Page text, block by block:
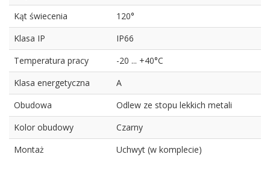
Kąt świecenia
120°
Klasa IP
IP66
Temperatura pracy
-20 ... +40°C
Klasa energetyczna
A
Obudowa
Odlew ze stopu lekkich metali
Kolor obudowy
Czarny
Montaż
Uchwyt (w komplecie)